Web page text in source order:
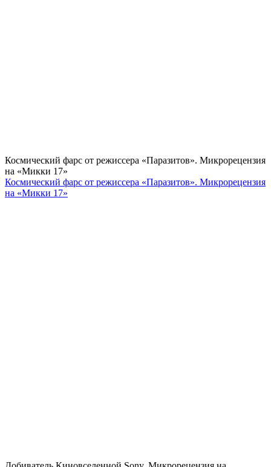
Космический фарс от режиссера «Паразитов». Микрорецензия
на «Микки 17»
Космический фарс от режиссера «Паразитов». Микрорецензия
на «Микки 17»